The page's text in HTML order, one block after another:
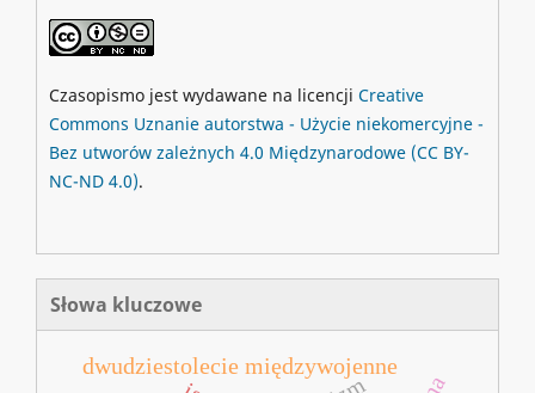
Czasopismo jest wydawane na licencji Creative
Commons Uznanie autorstwa - Użycie niekomercyjne -
Bez utworów zależnych 4.0 Międzynarodowe (CC BY-
NC-ND 4.0).
Słowa kluczowe
dwudziestolecie międzywojenne